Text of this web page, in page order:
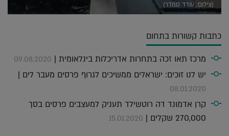
(צילום: עודד סמדר)
כתבות קשורות בתחום
מרכז תאו זכה בתחרות אדריכלות בינלאומית | 09.08.2020
יש לנו זוכים: ישראלים ממשיכים לגרוף פרסים מעבר לים |
08.01.2020
קרן אדמונד דה רוטשילד תעניק למעצבים פרסים בסך
270,000 שקלים |
15.01.2020